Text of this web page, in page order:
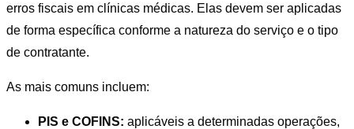
erros fiscais em clínicas médicas. Elas devem ser aplicadas
de forma específica conforme a natureza do serviço e o tipo
de contratante.
As mais comuns incluem:
PIS e COFINS: aplicáveis a determinadas operações,